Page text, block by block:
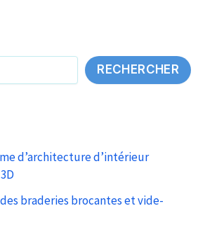
RECHERCHER
d’architecture d’intérieur
braderies brocantes et vide-